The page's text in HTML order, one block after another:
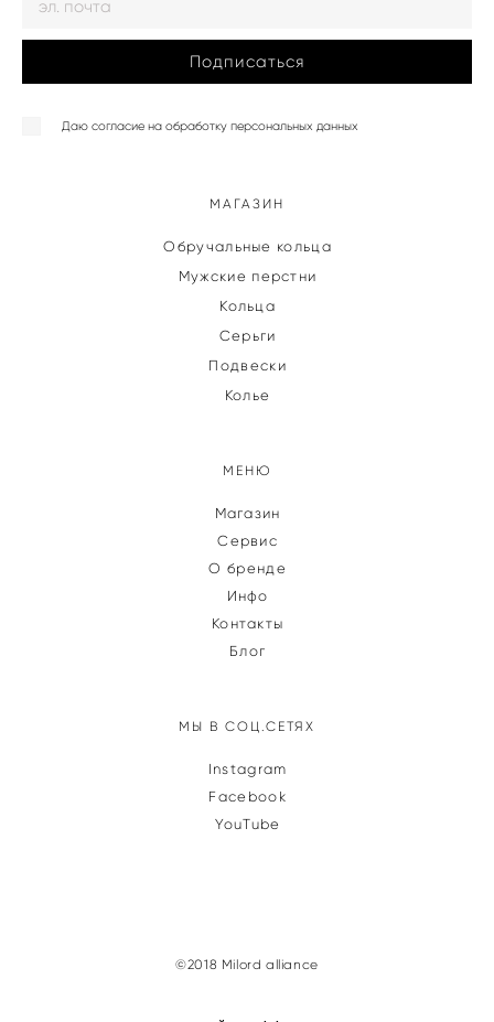
Подписаться
Даю согласие на обработку персональных данных
МАГАЗИН
Обручальные кольца
Мужские перстни
Кольца
Серьги
Подвески
Колье
МЕНЮ
Магазин
Сервис
О бренде
Инфо
Контакты
Блог
МЫ В СОЦ.СЕТЯХ
Instagram
Facebook
YouTube
©2018 Milord alliance